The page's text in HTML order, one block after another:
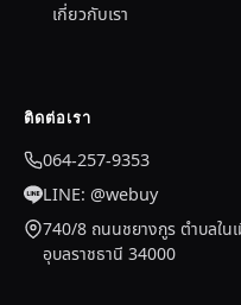
เกี่ยวกับเรา
ติดต่อเรา
064-257-9353
LINE: @webuy
740/8 ถนนชยางกูร ตำบลใน
อุบลราชธานี 34000